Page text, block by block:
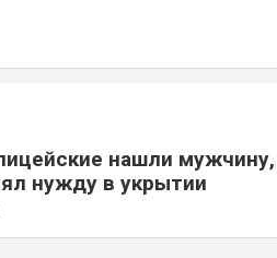
нашли мужчину,
нужду в укрытии